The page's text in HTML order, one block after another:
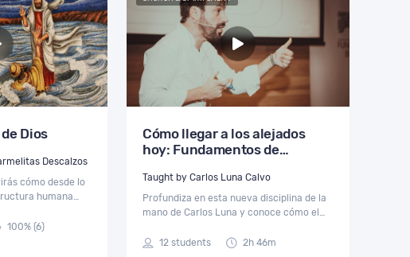
Dios
Taught by ESTEPRE Carmelitas Descalzos
cómo desde lo
humana
a la comunión
100% (6)
Cómo llegar a los alejados
hoy: Fundamentos de
Taught by Carlos Luna Calvo
Profundiza en esta nueva disciplina de la
mano de Carlos Luna y conoce cómo el
crecer en vuestra misión evangelizadora
12 students 2h 46m